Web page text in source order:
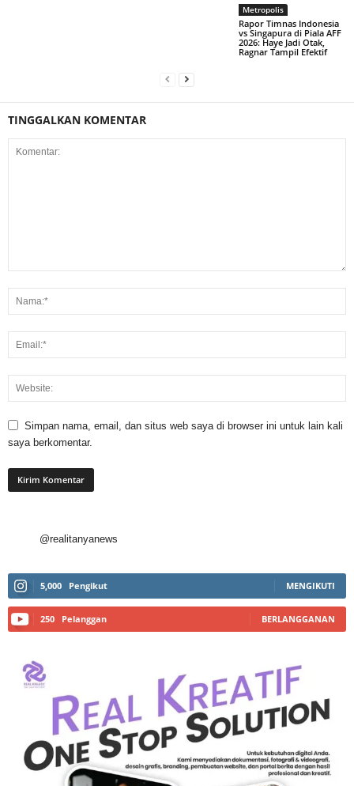
Metropolis
Rapor Timnas Indonesia
vs Singapura di Piala AFF
2026: Haye Jadi Otak,
Ragnar Tampil Efektif
TINGGALKAN KOMENTAR
Simpan nama, email, dan situs web saya di browser ini untuk lain kali
saya berkomentar.
@realitanyanews
5,000 Pengikut MENGIKUTI
250 Pelanggan BERLANGGANAN